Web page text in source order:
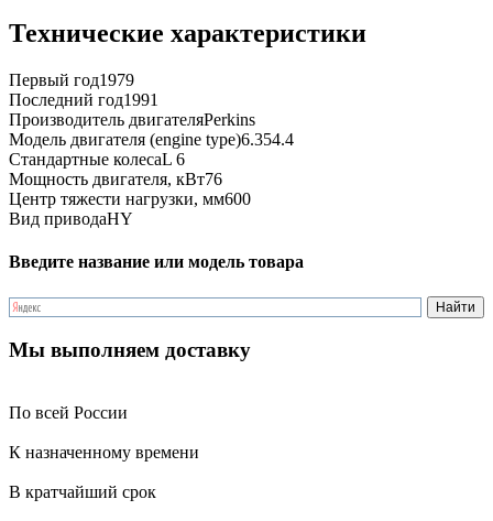
Технические характеристики
Первый год1979
Последний год1991
Производитель двигателяPerkins
Модель двигателя (engine type)6.354.4
Стандартные колесаL 6
Мощность двигателя, кВт76
Центр тяжести нагрузки, мм600
Вид приводаHY
Введите название или модель товара
Мы выполняем доставку
По всей России
К назначенному времени
В кратчайший срок